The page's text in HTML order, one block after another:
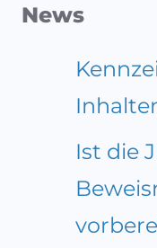
News
Ist die